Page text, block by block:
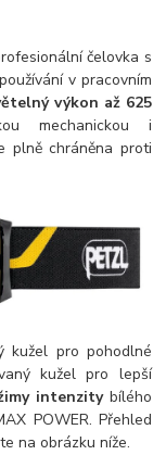
čelovka s
v pracovním
výkon až 625
mechanickou i
plně chráněna proti
kužel pro pohodlné
kužel pro lepší
intenzitybílého
POWER. Přehled
na obrázku níže.